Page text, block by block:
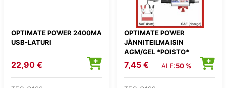
OPTIMATE POWER 2400MA
USB-LATURI
22,90 €
OPTIMATE POWER
JÄNNITEILMAISIN
AGM/GEL *POISTO*
7,45 € ALE:50 %